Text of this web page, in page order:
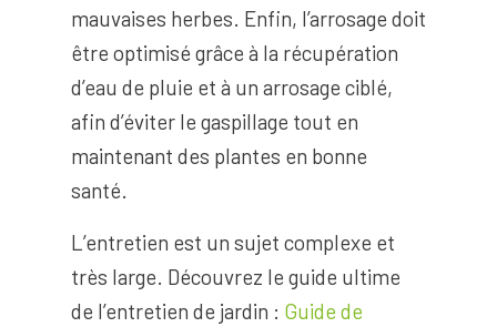
mauvaises herbes. Enfin, l’arrosage doit
être optimisé grâce à la récupération
d’eau de pluie et à un arrosage ciblé,
afin d’éviter le gaspillage tout en
maintenant des plantes en bonne
santé.
L’entretien est un sujet complexe et
très large. Découvrez le guide ultime
de l’entretien de jardin : Guide de